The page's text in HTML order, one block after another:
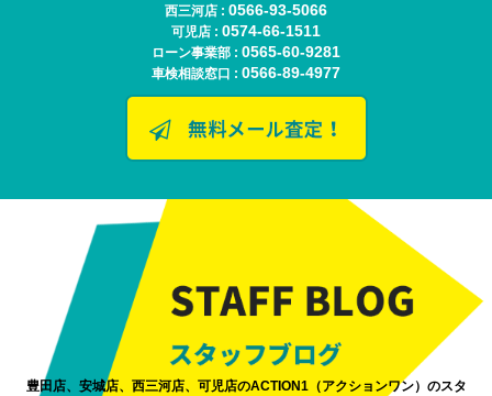
西三河店 : 0566-93-5066
可児店 : 0574-66-1511
ローン事業部 : 0565-60-9281
車検相談窓口 : 0566-89-4977
豊田店、安城店、西三河店、可児店のACTION1（アクションワン）のスタ